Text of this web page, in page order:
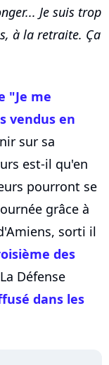
Je suis trop
à la retraite. Ça
"Je me
vendus en
sur sa
est-il qu'en
pourront se
grâce à
sorti il
des
Défense
dans les